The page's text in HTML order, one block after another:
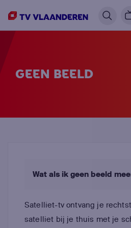
GEEN BEELD
Wat als ik geen beeld
Satelliet-tv ontvang je
satelliet bij je thuis met je